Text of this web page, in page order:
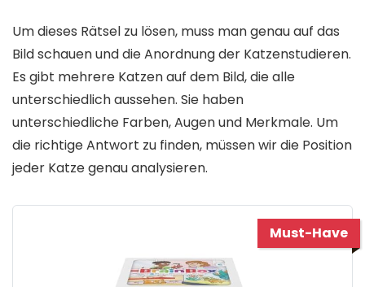
Um dieses Rätsel zu lösen, muss man genau auf das
Bild schauen und die Anordnung der Katzenstudieren.
Es gibt mehrere Katzen auf dem Bild, die alle
unterschiedlich aussehen. Sie haben
unterschiedliche Farben, Augen und Merkmale. Um
die richtige Antwort zu finden, müssen wir die Position
jeder Katze genau analysieren.
Must-Have